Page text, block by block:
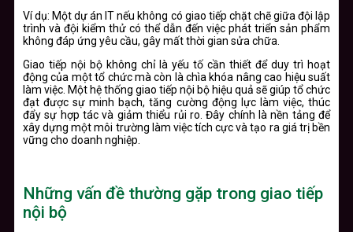
Ví dụ: Một dự án IT nếu không có giao tiếp chặt chẽ giữa đội lập
trình và đội kiểm thử có thể dẫn đến việc phát triển sản phẩm
không đáp ứng yêu cầu, gây mất thời gian sửa chữa.
Giao tiếp nội bộ không chỉ là yếu tố cần thiết để duy trì hoạt
động của một tổ chức mà còn là chìa khóa nâng cao hiệu suất
làm việc. Một hệ thống giao tiếp nội bộ hiệu quả sẽ giúp tổ chức
đạt được sự minh bạch, tăng cường động lực làm việc, thúc
đẩy sự hợp tác và giảm thiểu rủi ro. Đây chính là nền tảng để
xây dựng một môi trường làm việc tích cực và tạo ra giá trị bền
vững cho doanh nghiệp.
Những vấn đề thường gặp trong giao tiếp
nội bộ